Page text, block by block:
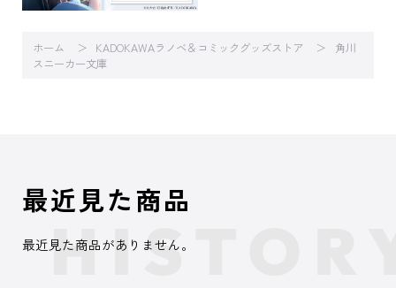
ホーム KADOKAWAラノベ＆コミックグッズストア
角川
スニーカー文庫
最近見た商品
最近見た商品がありません。